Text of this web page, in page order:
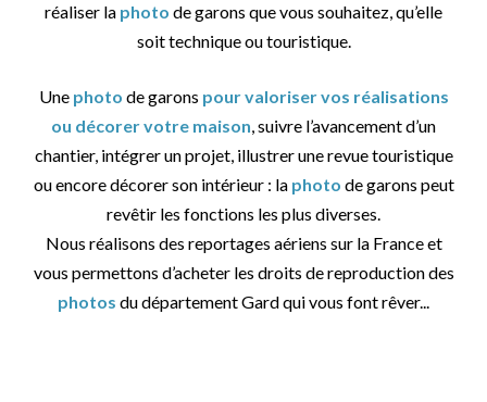
réaliser la photo de garons que vous souhaitez, qu’elle
soit technique ou touristique.
Une photo de garons pour valoriser vos réalisations
ou décorer votre maison, suivre l’avancement d’un
chantier, intégrer un projet, illustrer une revue touristique
ou encore décorer son intérieur : la photo de garons peut
revêtir les fonctions les plus diverses.
Nous réalisons des reportages aériens sur la France et
vous permettons d’acheter les droits de reproduction des
photos du département Gard qui vous font rêver...